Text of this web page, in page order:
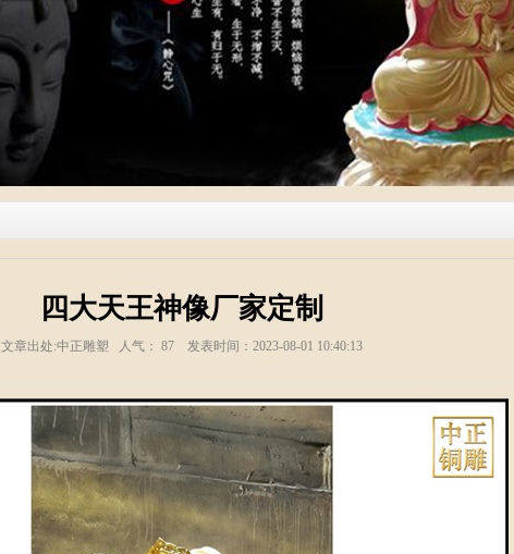
四大天王神像厂家定制
文章出处:中正雕塑 人气： 87 发表时间：2023-08-01 10:40:13